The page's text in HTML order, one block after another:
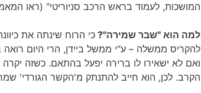
המושכות, לעמוד בראש הרכב סניוריטי" (ראו
למה הוא "שבר שמירה"? כי הרוח שינתה את
להקריס ממשלה – ע"י ממשל ביידן, הרי היום
ואם לא ישאירו לו ברירה יפעל בהתאם. כשזה
הקרב. לכן, הוא חייב להתנתק מ'הקשר הגורדי'